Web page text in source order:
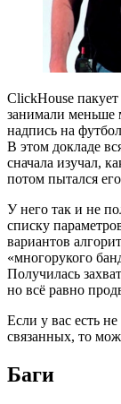
ClickHouse
занимали меньше
надпись на
В этом докладе
сначала изучал,
потом пытался
У него так и не
списку
вариантов
«многорукого
Получилась
но всё равно
Если у вас есть не
связанных, то
Баги